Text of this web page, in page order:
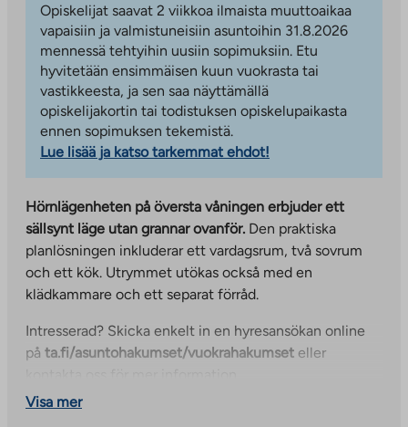
Opiskelijat saavat 2 viikkoa ilmaista muuttoaikaa
vapaisiin ja valmistuneisiin asuntoihin 31.8.2026
mennessä tehtyihin uusiin sopimuksiin. Etu
hyvitetään ensimmäisen kuun vuokrasta tai
vastikkeesta, ja sen saa näyttämällä
opiskelijakortin tai todistuksen opiskelupaikasta
ennen sopimuksen tekemistä.
Lue lisää ja katso tarkemmat ehdot!
Hörnlägenheten på översta våningen erbjuder ett
sällsynt läge utan grannar ovanför. Den praktiska
planlösningen inkluderar ett vardagsrum, två sovrum
och ett kök. Utrymmet utökas också med en
klädkammare och ett separat förråd.
Intresserad? Skicka enkelt in en hyresansökan online
på ta.fi/asuntohakumset/vuokrahakumset eller
De bekväma 52 hyreslägenheterna på
Visa mer